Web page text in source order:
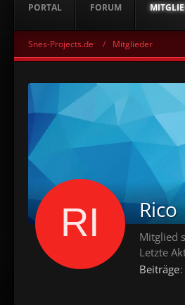
PORTAL FORUM
Snes-Projects.de Mitglieder
Rico
Mitglied
Letzte
Beiträge